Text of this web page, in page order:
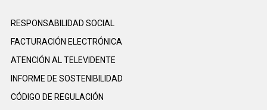
RESPONSABILIDAD SOCIAL
FACTURACIÓN ELECTRÓNICA
ATENCIÓN AL TELEVIDENTE
INFORME DE SOSTENIBILIDAD
CÓDIGO DE REGULACIÓN